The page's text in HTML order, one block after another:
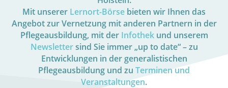
Mit unserer Lernort-Börse bieten wir Ihnen das
Angebot zur Vernetzung mit anderen Partnern in der
Pflegeausbildung, mit der Infothekund unserem
Newslettersind Sie immer „up to date“ – zu
Entwicklungen in der generalistischen
Pflegeausbildung und zu Terminen und
Veranstaltungen.